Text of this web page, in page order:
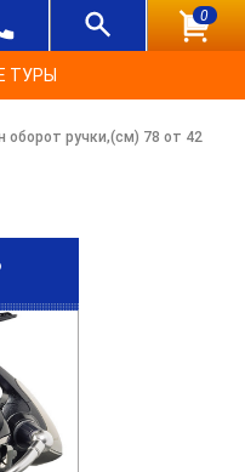
0
ТУРЫ
оборот ручки,(см) 78 от 42